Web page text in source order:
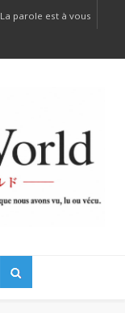
La parole est à vous